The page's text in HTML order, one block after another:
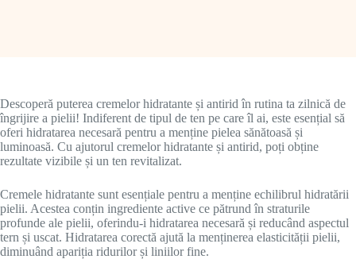
Descoperă puterea cremelor hidratante și antirid în rutina ta zilnică de
îngrijire a pielii! Indiferent de tipul de ten pe care îl ai, este esențial să
oferi hidratarea necesară pentru a menține pielea sănătoasă și
luminoasă. Cu ajutorul cremelor hidratante și antirid, poți obține
rezultate vizibile și un ten revitalizat.
Cremele hidratante sunt esențiale pentru a menține echilibrul hidratării
pielii. Acestea conțin ingrediente active ce pătrund în straturile
profunde ale pielii, oferindu-i hidratarea necesară și reducând aspectul
tern și uscat. Hidratarea corectă ajută la menținerea elasticității pielii,
diminuând apariția ridurilor și liniilor fine.